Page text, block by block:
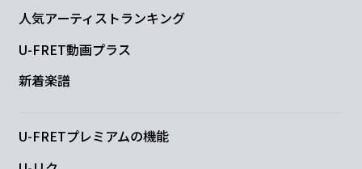
人気アーティストランキング
U-FRET動画プラス
新着楽譜
U-FRETプレミアムの機能